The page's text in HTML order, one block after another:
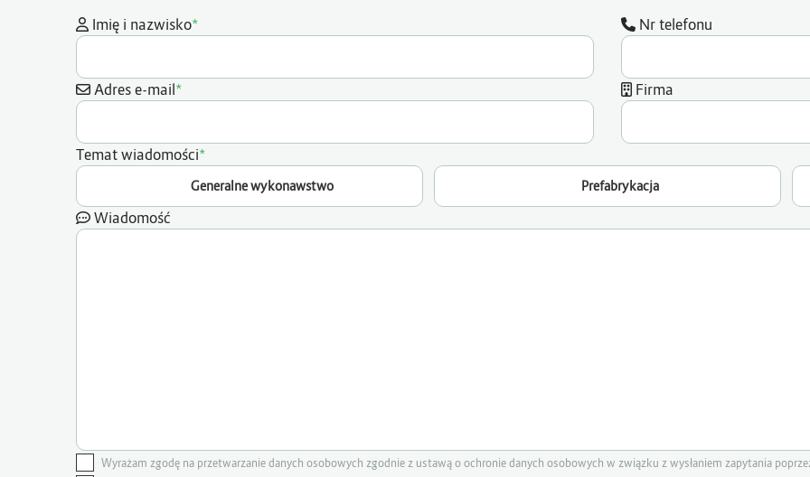
Imię i nazwisko* Nr telefonu
Adres e-mail* Firma
Temat wiadomości*
Generalne wykonawstwo Prefabrykacja
Wiadomość
Wyrażam zgodę na przetwarzanie danych osobowych zgodnie z ustawą o ochronie danych osobowych w związku z wysłaniem zapytania